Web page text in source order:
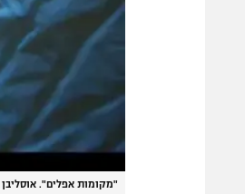
"מקומות אפלים". אוסליבן